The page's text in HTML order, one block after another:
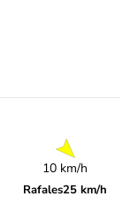
10 km/h
Rafales25 km/h